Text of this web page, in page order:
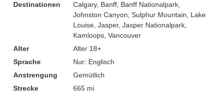
Destinationen
Calgary, Banff , Banff Nationalpark
Johnston Canyon , Sulphur Mountain , Lake
Louise , Jasper, Jasper Nationalpark
Kamloops , Vancouver
Alter
Alter 18+
Sprache
Nur: Englisch
Anstrengung
Gemütlich
Strecke
665 mi